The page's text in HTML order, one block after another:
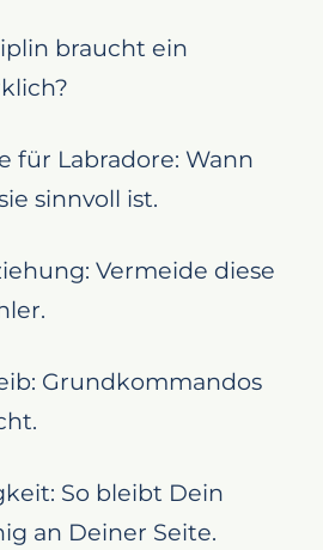
braucht ein
für Labradore: Wann
sinnvoll ist.
Vermeide diese
Grundkommandos
So bleibt Dein
an Deiner Seite.